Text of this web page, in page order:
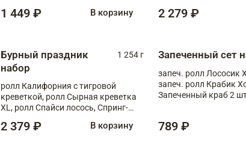
1 449 ₽ В корзину 2 279 ₽
Бурный праздник
набор
1 254 г
ролл Калифорния с тигровой
креветкой, ролл Сырная креветка
XL, ролл Спайси лосось, Спринг-
Медовая креветка
2 379 ₽ В корзину
Запеченный сет
запеч. ролл Лососик
запеч. ролл Крабик
Запеченный краб 2
789 ₽